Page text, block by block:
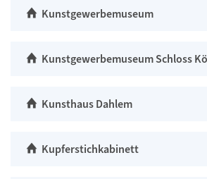
Kunstgewerbemuseum
Kunstgewerbemuseum Schloss
Kunsthaus Dahlem
Kupferstichkabinett